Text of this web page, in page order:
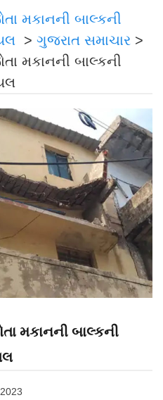
મકાનની બાલ્કની
> ગુજરાત સમાચાર >
મકાનની બાલ્કની
મકાનની બાલ્કની